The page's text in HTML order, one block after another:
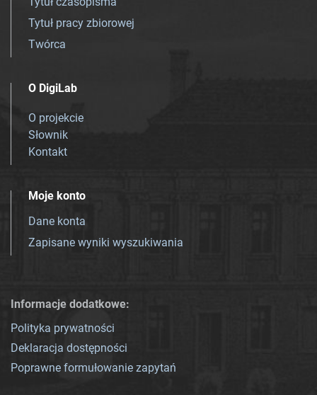
Tytuł pracy zbiorowej
Twórca
O DigiLab
O projekcie
Słownik
Kontakt
Moje konto
Dane konta
Zapisane wyniki wyszukiwania
Informacje dodatkowe:
Polityka prywatności
Deklaracja dostępności
Poprawne formułowanie zapytań